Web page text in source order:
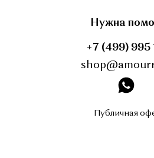
Нужна
+7 (499) 995
Публичная